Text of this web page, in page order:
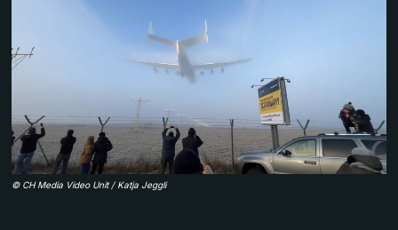
© CH Media Video Unit / Katja Jeggli